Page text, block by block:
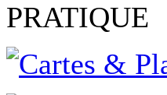
PRATIQUE